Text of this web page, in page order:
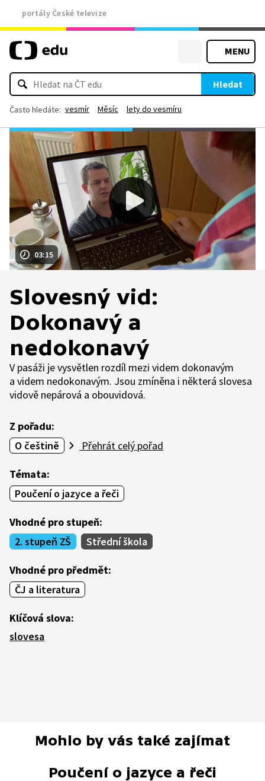
portály České televize
MENU
Hledat
Často hledáte: vesmír Měsíc lety do vesmíru
03:15
Slovesný vid:
Dokonavý a
nedokonavý
V pasáži je vysvětlen rozdíl mezi videm dokonavým
a videm nedokonavým. Jsou zmíněna i některá slovesa
vidově nepárová a obouvidová.
Z pořadu:
O češtině
Přehrát celý pořad
Témata:
Poučení o jazyce a řeči
Vhodné pro stupeň:
2. stupeň ZŠ
Střední škola
Vhodné pro předmět:
ČJ a literatura
Klíčová slova:
slovesa
Mohlo by vás také zajímat
Poučení o jazyce a řeči